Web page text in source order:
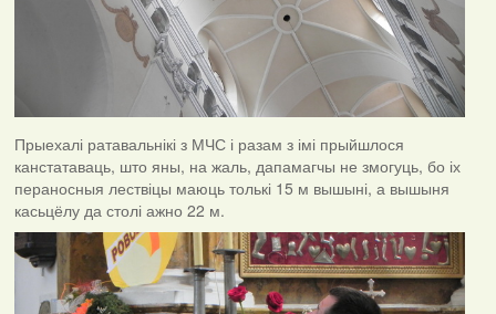
Прыехалі ратавальнікі з МЧС і разам з імі прыйшлося
канстатаваць, што яны, на жаль, дапамагчы не змогуць, бо іх
пераносныя лествіцы маюць толькі 15 м вышыні, а вышыня
касьцёлу да столі ажно 22 м.